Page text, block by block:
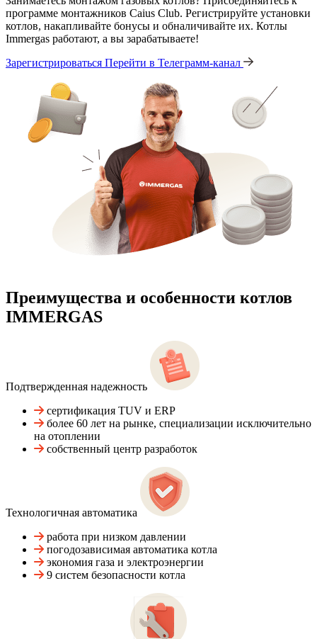
программе монтажников Caius Club. Регистрируйте установки
котлов, накапливайте бонусы и обналичивайте их. Котлы
Immergas работают, а вы зарабатываете!
Зарегистрироваться Перейти в Телеграмм-канал
Преимущества и особенности котлов
IMMERGAS
Подтвержденная надежность
сертификация TUV и ERP
более 60 лет на рынке, специализации исключительно
на отоплении
собственный центр разработок
Технологичная автоматика
работа при низком давлении
погодозависимая автоматика котла
экономия газа и электроэнергии
9 систем безопасности котла